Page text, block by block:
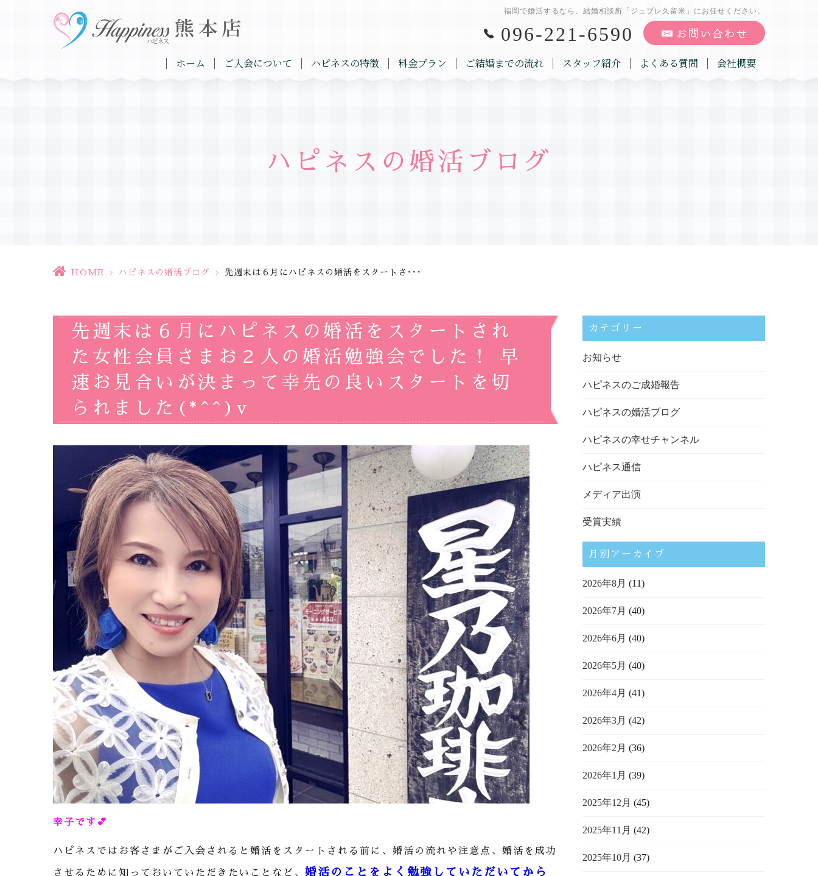
福岡で婚活するなら、結婚相談所「ジュブレ久留米」にお任せください。
096-221-6590
ホーム ご入会について ハピネスの特徴 料金プラン ご結婚までの流れ スタッフ紹介 よくある質問 会社概要
ハピネスの婚活ブログ
HOME > ハピネスの婚活ブログ > 先週末は６月にハピネスの婚活をスタートさ･･･
先週末は６月にハピネスの婚活をスタートされ
た女性会員さまお２人の婚活勉強会でした！ 早
速お見合いが決まって幸先の良いスタートを切
られました(*^^)v
幸子です 💕
ハピネスではお客さまがご入会されると婚活をスタートされる前に、婚活の流れや注意点、婚活を成功
させるために知っておいていただきたいことなど、 婚活のことを よく勉強していただいてから
カテゴリー
お知らせ
ハピネスのご成婚報告
ハピネスの婚活ブログ
ハピネスの幸せチャンネル
ハピネス通信
メディア出演
受賞実績
月別アーカイブ
2026年8月 (11)
2026年7月 (40)
2026年6月 (40)
2026年5月 (40)
2026年4月 (41)
2026年3月 (42)
2026年2月 (36)
2026年1月 (39)
2025年12月 (45)
2025年11月 (42)
2025年10月 (37)